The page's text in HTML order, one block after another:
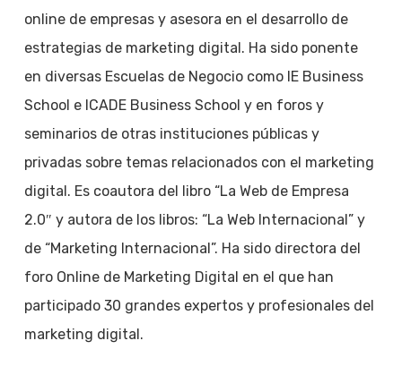
online de empresas y asesora en el desarrollo de
estrategias de marketing digital. Ha sido ponente
en diversas Escuelas de Negocio como IE Business
School e ICADE Business School y en foros y
seminarios de otras instituciones públicas y
privadas sobre temas relacionados con el marketing
digital. Es coautora del libro “La Web de Empresa
2.0″ y autora de los libros: “La Web Internacional” y
de “Marketing Internacional”. Ha sido directora del
foro Online de Marketing Digital en el que han
participado 30 grandes expertos y profesionales del
marketing digital.